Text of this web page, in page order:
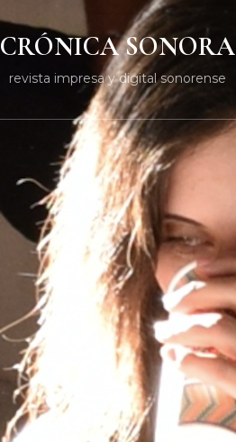
CRÓNICA SONORA
revista impresa y digital sonorense